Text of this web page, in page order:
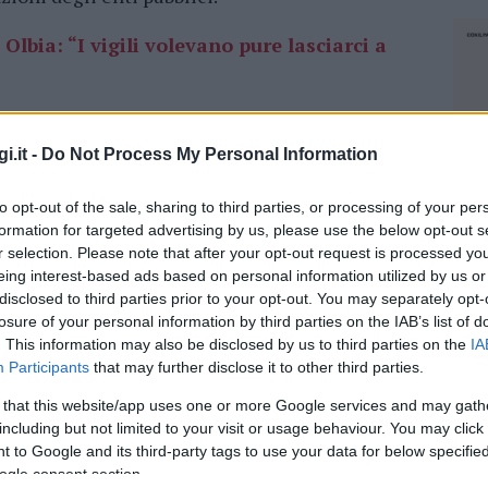
- Do Not Process My Personal Information
opt-out of the sale, sharing to third parties, or processing of your
for targeted advertising by us, please use the below opt-out
selection. Please note that after your opt-out request is processed
interest-based ads based on personal information utilized by us
to third parties prior to your opt-out. You may separately
of your personal information by third parties on the IAB’s list of
This information may also be disclosed by us to third parties on the
Participants that may further disclose it to other third parties.
that this website/app uses one or more Google services and may
but not limited to your visit or usage behaviour. You may
to Google and its third-party tags to use your data for below
consent section.
“I vigili volevano pure lasciarci a
per quanto riguarda i soldi incassati,
stima dei soldi spesi pro capite.Cagliari
diOlbiaha incassato2.245.317euro e con
testa. Sassari, che di abitanti ne ha 120mila
, che sono17 euroa testa.
servirà all’assunzione di nuovi vigili
al secondo centro più popoloso:
nel 2023. La sorpresa arriva col terzo posto
dimensioni) dalle sanzioni ha ottenuto
Ovviamente questo è un dato indicativo